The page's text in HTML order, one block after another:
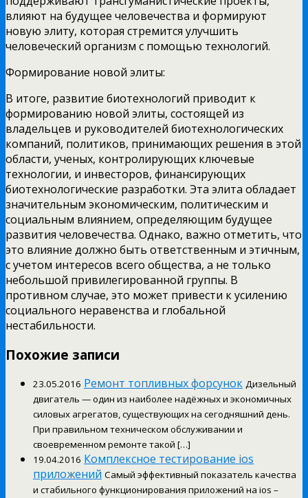
влияют на будущее человечества и формируют
новую элиту, которая стремится улучшить
человеческий организм с помощью технологий.
Формирование новой элиты:
В итоге, развитие биотехнологий приводит к
формированию новой элиты, состоящей из
владельцев и руководителей биотехнологических
компаний, политиков, принимающих решения в этой
области, ученых, контролирующих ключевые
технологии, и инвесторов, финансирующих
биотехнологические разработки. Эта элита обладает
значительным экономическим, политическим и
социальным влиянием, определяющим будущее
развития человечества. Однако, важно отметить, что
это влияние должно быть ответственным и этичным,
с учетом интересов всего общества, а не только
небольшой привилегированной группы. В
противном случае, это может привести к усилению
социального неравенства и глобальной
нестабильности.
Похожие записи
23.05.2016 Ремонт топливных форсунок Дизельный
двигатель — один из наиболее надёжных и экономичных
силовых агрегатов, существующих на сегодняшний день.
При правильном техническом обслуживании и
своевременном ремонте такой […]
19.04.2016 Комплексное тестирование ios
приложений Самый эффективный показатель качества
и стабильного функционирования приложений на ios –